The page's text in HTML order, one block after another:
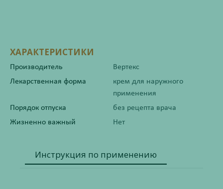
ХАРАКТЕРИСТИКИ
Производитель
Вертекс
Лекарственная форма
крем для наружного
применения
Порядок отпуска
без рецепта врача
Жизненно важный
Нет
Инструкция по применению